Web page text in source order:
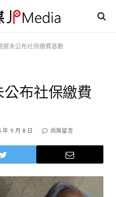
遲未公布社保繳費基數
布社保繳費
年 9 月 8 日 尚無留言